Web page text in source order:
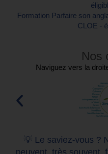
Formation Parfaire son
CLOE -
Nos
Naviguez vers la
💡 Le saviez-vous ?
peuvent, très souvent,